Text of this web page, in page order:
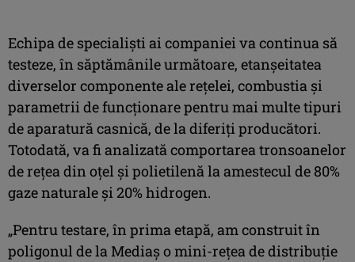
Echipa de specialiști ai companiei va continua să
testeze, în săptămânile următoare, etanșeitatea
diverselor componente ale rețelei, combustia și
parametrii de funcționare pentru mai multe tipuri
de aparatură casnică, de la diferiți producători.
Totodată, va fi analizată comportarea tronsoanelor
de rețea din oțel și polietilenă la amestecul de 80%
gaze naturale și 20% hidrogen.
„Pentru testare, în prima etapă, am construit în
poligonul de la Mediaș o mini-rețea de distribuție